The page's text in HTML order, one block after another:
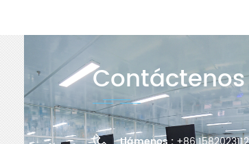
Contáctenos